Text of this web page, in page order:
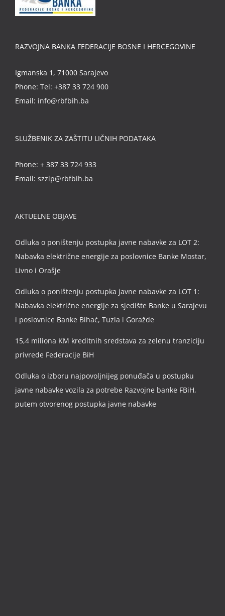
RAZVOJNA BANKA FEDERACIJE BOSNE I HERCEGOVINE
Igmanska 1, 71000 Sarajevo
Phone: Tel: +387 33 724 900
Email: info@rbfbih.ba
SLUŽBENIK ZA ZAŠTITU LIČNIH PODATAKA
Phone: + 387 33 724 933
Email: szzlp@rbfbih.ba
AKTUELNE OBJAVE
Odluka o poništenju postupka javne nabavke za LOT 2:
Nabavka električne energije za poslovnice Banke Mostar,
Livno i Orašje
Odluka o poništenju postupka javne nabavke za LOT 1:
Nabavka električne energije za sjedište Banke u Sarajevu
i poslovnice Banke Bihać, Tuzla i Goražde
15,4 miliona KM kreditnih sredstava za zelenu tranziciju
privrede Federacije BiH
Odluka o izboru najpovoljnijeg ponuđača u postupku
javne nabavke vozila za potrebe Razvojne banke FBiH,
putem otvorenog postupka javne nabavke